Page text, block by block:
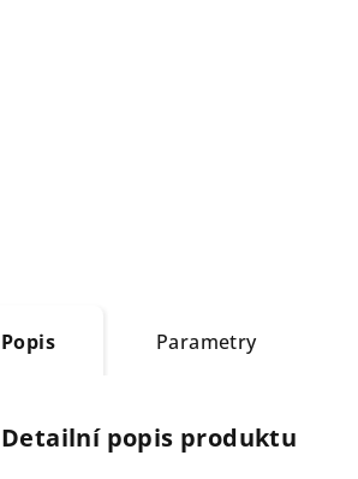
Popis Parametry
Detailní popis produktu